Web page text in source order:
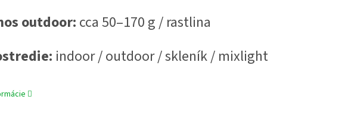
outdoor: cca 50–170 g / rastlina
indoor / outdoor / skleník / mixlight